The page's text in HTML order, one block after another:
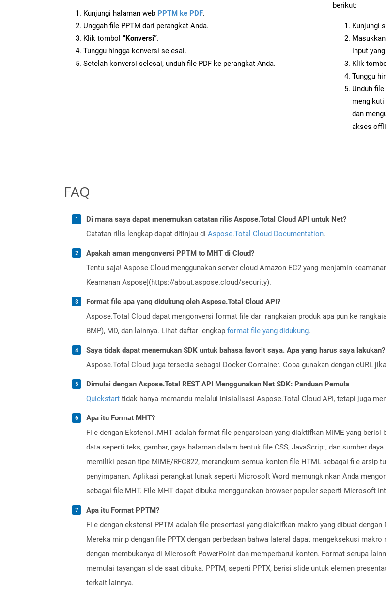
Kunjungi halaman web PPTM ke PDF.
Unggah file PPTM dari perangkat Anda.
Klik tombol “Konversi”.
Tunggu hingga konversi selesai.
Setelah konversi selesai, unduh file PDF ke perangkat Anda.
berikut:
Kunjungi
input
Klik
Tunggu
Unduh
mengikuti
dan
akses
FAQ
Di mana saya dapat menemukan catatan rilis Aspose.Total Cloud API untuk Net?
Catatan rilis lengkap dapat ditinjau di Aspose.Total Cloud Documentation.
Apakah aman mengonversi PPTM to MHT di Cloud?
Tentu saja! Aspose Cloud menggunakan server cloud Amazon EC2 yang menjamin
Keamanan Aspose](https://about.aspose.cloud/security).
Format file apa yang didukung oleh Aspose.Total Cloud API?
Aspose.Total Cloud dapat mengonversi format file dari rangkaian produk apa pun ke
BMP), MD, dan lainnya. Lihat daftar lengkap format file yang didukung.
Saya tidak dapat menemukan SDK untuk bahasa favorit saya. Apa yang harus saya lakukan?
Aspose.Total Cloud juga tersedia sebagai Docker Container. Coba gunakan dengan cURL
Dimulai dengan Aspose.Total REST API Menggunakan Net SDK: Panduan Pemula
Quickstart tidak hanya memandu melalui inisialisasi Aspose.Total Cloud API, tetapi juga
Apa itu Format MHT?
File dengan Ekstensi .MHT adalah format file pengarsipan yang diaktifkan MIME yang
data seperti teks, gambar, gaya halaman dalam bentuk file CSS, JavaScript, dan sumber
memiliki pesan tipe MIME/RFC822, merangkum semua konten file HTML sebagai file arsip
penyimpanan. Aplikasi perangkat lunak seperti Microsoft Word memungkinkan Anda
sebagai file MHT. File MHT dapat dibuka menggunakan browser populer seperti Microsoft
Apa itu Format PPTM?
File dengan ekstensi PPTM adalah file presentasi yang diaktifkan makro yang dibuat
Mereka mirip dengan file PPTX dengan perbedaan bahwa lateral dapat mengeksekusi
dengan membukanya di Microsoft PowerPoint dan memperbarui konten. Format serupa
memulai tayangan slide saat dibuka. PPTM, seperti PPTX, berisi slide untuk elemen
terkait lainnya.